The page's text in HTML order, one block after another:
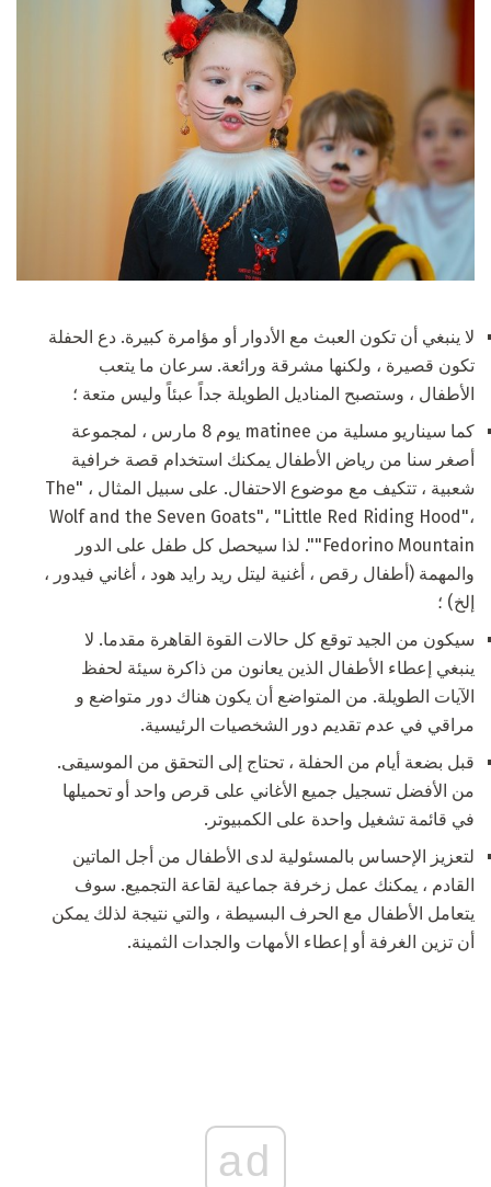
لا ينبغي أن تكون العبث مع الأدوار أو مؤامرة كبيرة. دع الحفلة
تكون قصيرة ، ولكنها مشرقة ورائعة. سرعان ما يتعب
الأطفال ، وستصبح المناديل الطويلة جداً عبئاً وليس متعة ؛
كما سيناريو مسلية من matinee يوم 8 مارس ، لمجموعة
أصغر سنا من رياض الأطفال يمكنك استخدام قصة خرافية
شعبية ، تتكيف مع موضوع الاحتفال. على سبيل المثال ، "The
Wolf and the Seven Goats"، "Little Red Riding Hood"،
"Fedorino Mountain". لذا سيحصل كل طفل على الدور
والمهمة (أطفال رقص ، أغنية ليتل ريد رايد هود ، أغاني فيدور ،
إلخ) ؛
سيكون من الجيد توقع كل حالات القوة القاهرة مقدما. لا
ينبغي إعطاء الأطفال الذين يعانون من ذاكرة سيئة لحفظ
الآيات الطويلة. من المتواضع أن يكون هناك دور متواضع و
مراقي في عدم تقديم دور الشخصيات الرئيسية.
قبل بضعة أيام من الحفلة ، تحتاج إلى التحقق من الموسيقى.
من الأفضل تسجيل جميع الأغاني على قرص واحد أو تحميلها
في قائمة تشغيل واحدة على الكمبيوتر.
لتعزيز الإحساس بالمسئولية لدى الأطفال من أجل الماتين
القادم ، يمكنك عمل زخرفة جماعية لقاعة التجميع. سوف
يتعامل الأطفال مع الحرف البسيطة ، والتي نتيجة لذلك يمكن
أن تزين الغرفة أو إعطاء الأمهات والجدات الثمينة.
ad